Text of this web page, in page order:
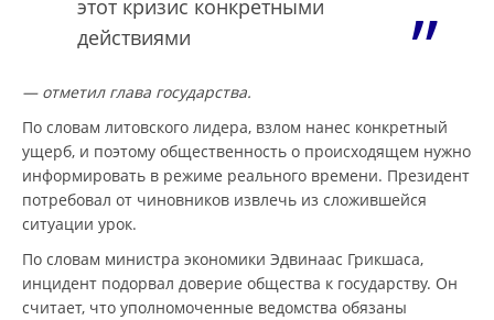
этот кризис конкретными
действиями
— отметил глава государства.
По словам литовского лидера, взлом нанес конкретный
ущерб, и поэтому общественность о происходящем нужно
информировать в режиме реального времени. Президент
потребовал от чиновников извлечь из сложившейся
ситуации урок.
По словам министра экономики Эдвинаас Грикшаса,
инцидент подорвал доверие общества к государству. Он
считает, что уполномоченные ведомства обязаны